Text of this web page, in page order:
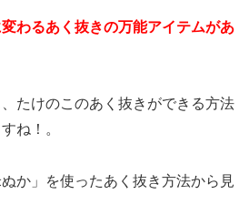
変わるあく抜きの万能アイテムがあ
たけのこのあく抜きができる方法
ね！。
か」を使ったあく抜き方法から見